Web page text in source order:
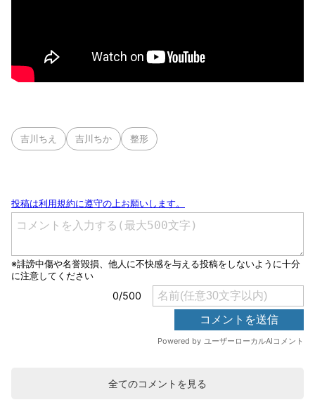
吉川ちえ 吉川ちか 整形
全てのコメントを見る